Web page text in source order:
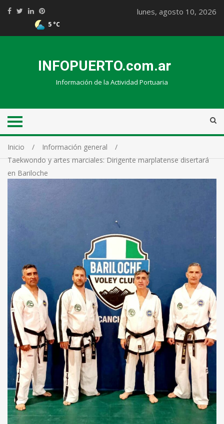
5 °C
lunes, agosto 10, 2026
INFOPUERTO.com.ar
Información de la Actividad Portuaria
Inicio
Información general
Taekwondo y artes marciales: Dirigente marplatense disertará
en Bariloche